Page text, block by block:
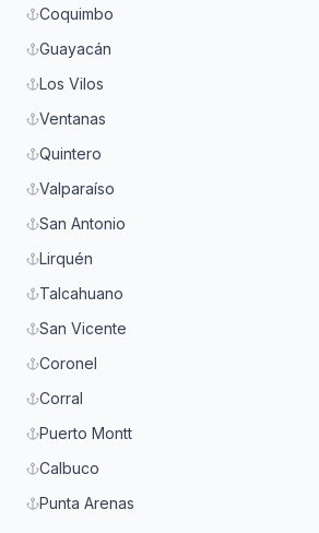
Coquimbo
Guayacán
Los Vilos
Ventanas
Quintero
Valparaíso
San Antonio
Lirquén
Talcahuano
San Vicente
Coronel
Corral
Puerto Montt
Calbuco
Punta Arenas